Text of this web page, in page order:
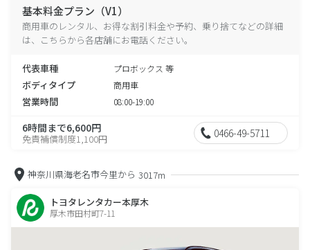
基本料金プラン（V1）
商用車のレンタル、お得な割引料金や予約、乗り捨てなどの詳細
は、こちらから各店舗にお電話ください。
代表車種 プロボックス 等
ボディタイプ 商用車
営業時間 08:00-19:00
6時間まで6,600円
免責補償制度1,100円 0466-49-5711
神奈川県海老名市今里から 3017m
トヨタレンタカー本厚木
厚木市田村町7-11